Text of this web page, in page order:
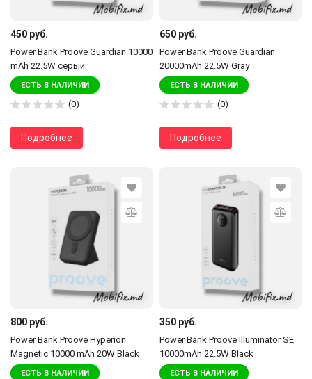
450 руб.
Power Bank Proove Guardian 10000
mAh 22.5W серый
ЕСТЬ В НАЛИЧИИ
(0)
Подробнее
650 руб.
Power Bank Proove Guardian
20000mAh 22.5W Gray
ЕСТЬ В НАЛИЧИИ
(0)
Подробнее
800 руб.
Power Bank Proove Hyperion
Magnetic 10000 mAh 20W Black
ЕСТЬ В НАЛИЧИИ
350 руб.
Power Bank Proove Illuminator SE
10000mAh 22.5W Black
ЕСТЬ В НАЛИЧИИ